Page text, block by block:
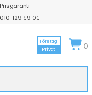
Prisgaranti
010-129 99 00
Företag
Privat
0